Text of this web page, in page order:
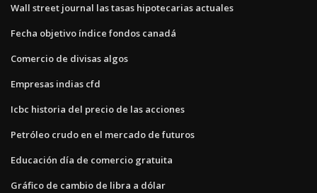
Wall street journal las tasas hipotecarias actuales
Fecha objetivo índice fondos canadá
Comercio de divisas algos
Empresas indias cfd
Icbc historia del precio de las acciones
Petróleo crudo en el mercado de futuros
Educación día de comercio gratuita
Gráfico de cambio de libra a dólar